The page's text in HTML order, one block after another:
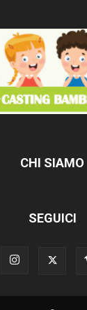
CHI SIAMO
SEGUICI